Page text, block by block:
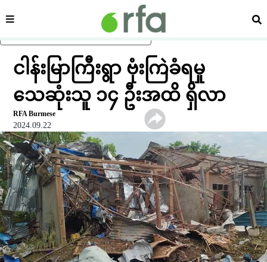
ပင်မအကြောင်းအရာသို့ ကျော်ရန်
ကဏ္ဍ ရှာ
ငါန်းမြာကြီးရွာ ဗုံးကြဲခံရမှု
သေဆုံးသူ ၁၄ ဦးအထိ ရှိလာ
RFA Burmese
2024.09.22